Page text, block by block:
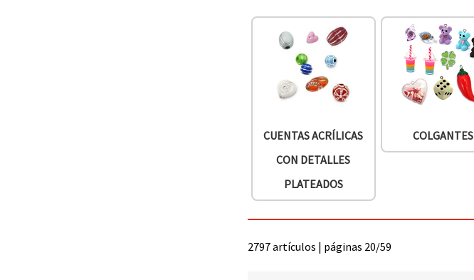
CUENTAS ACRÍLICAS
CON DETALLES
PLATEADOS
COLGANTES
2797 artículos | páginas 20/59